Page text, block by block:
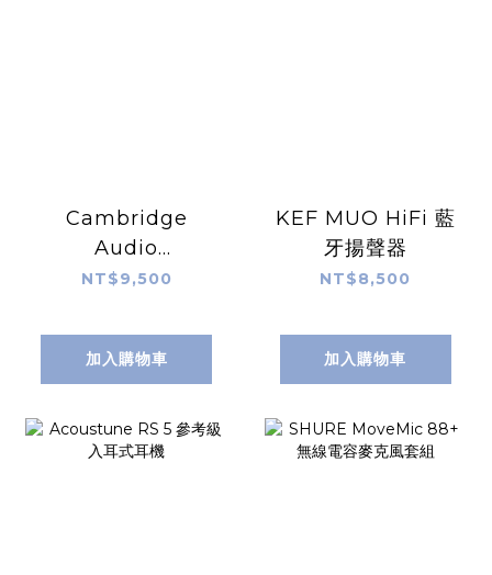
Cambridge
Audio
Melomania P100
藍牙耳罩式耳機
NT$9,500
加入購物車
KEF MUO HiFi 藍
牙揚聲器
NT$8,500
加入購物車